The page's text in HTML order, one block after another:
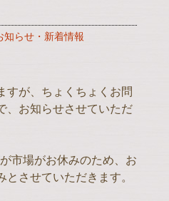
知らせ・新着情報
すが、ちょくちょくお問
、お知らせさせていただ
市場がお休みのため、お
とさせていただきます。